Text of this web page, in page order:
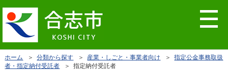
ホーム ＞分類から探す ＞ 産業・しごと・事業者向け ＞指定公金事務取扱
者・指定納付受託者 ＞ 指定納付受託者